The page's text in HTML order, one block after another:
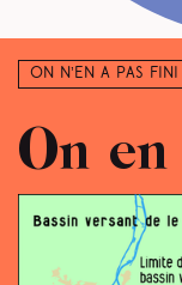
On n’en a pas fini
On